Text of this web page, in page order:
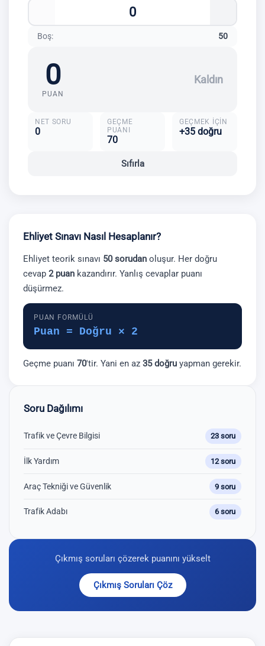
Boş: 50
0
PUAN
Kaldın
NET SORU
0
GEÇME
PUANI
70
GEÇMEK IÇIN
+35 doğru
Sıfırla
Ehliyet Sınavı Nasıl Hesaplanır?
Ehliyet teorik sınavı 50 sorudan oluşur. Her doğru
cevap 2 puan kazandırır. Yanlış cevaplar puanı
düşürmez.
PUAN FORMÜLÜ
Puan = Doğru × 2
Geçme puanı 70'tir. Yani en az 35 doğru yapman gerekir.
Soru Dağılımı
Trafik ve Çevre Bilgisi 23 soru
İlk Yardım 12 soru
Araç Tekniği ve Güvenlik 9 soru
Trafik Adabı 6 soru
Çıkmış soruları çözerek puanını yükselt
Çıkmış Soruları Çöz